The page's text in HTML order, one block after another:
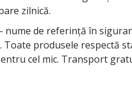
zilnică.
nume de referință în
produsele respectă
cel mic. Transport